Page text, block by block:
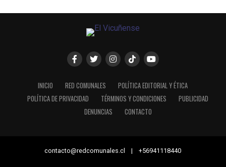
INICIO RED COMUNALES
POLÍTICA EDITORIAL Y ÉTICA
POLÍTICA DE PRIVACIDAD
TÉRMINOS Y CONDICIONES
PUBLICIDAD
DENUNCIAS
CONTACTO
contacto@redcomunales.cl | +56941118440